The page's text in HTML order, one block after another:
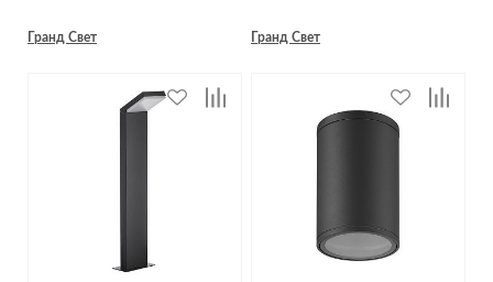
Гранд Свет Гранд Свет